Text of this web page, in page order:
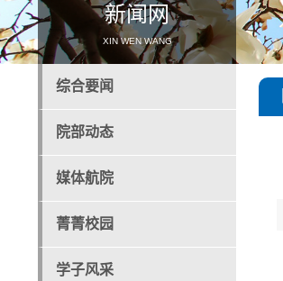
新闻网
XIN WEN WANG
综合要闻
院部动态
媒体航院
菁菁校园
学子风采